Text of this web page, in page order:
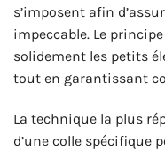
s’imposent afin
impeccable. Le
solidement les petits
tout en garantissant
La technique la plus
d’une colle spécifique